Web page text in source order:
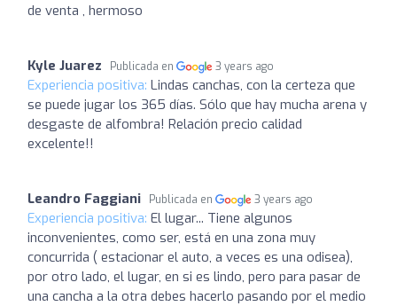
de venta , hermoso
Kyle Juarez Publicada en 3 years ago
Experiencia positiva: Lindas canchas, con la certeza que
se puede jugar los 365 días. Sólo que hay mucha arena y
desgaste de alfombra! Relación precio calidad
excelente!!
Leandro Faggiani Publicada en 3 years ago
Experiencia positiva: El lugar... Tiene algunos
inconvenientes, como ser, está en una zona muy
concurrida ( estacionar el auto, a veces es una odisea),
por otro lado, el lugar, en si es lindo, pero para pasar de
una cancha a la otra debes hacerlo pasando por el medio